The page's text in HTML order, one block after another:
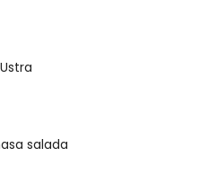
salada